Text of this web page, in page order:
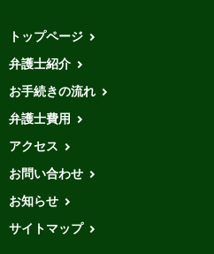
トップページ
弁護士紹介
お手続きの流れ
弁護士費用
アクセス
お問い合わせ
お知らせ
サイトマップ